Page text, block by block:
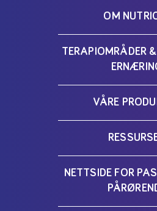
OM
TERAPIOMRÅDER
VÅRE
NETTSIDE FOR